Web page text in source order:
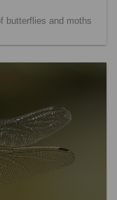
butterflies and moths